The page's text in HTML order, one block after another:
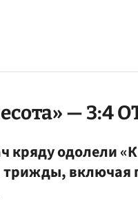
— 3:4
кряду одолели
включая